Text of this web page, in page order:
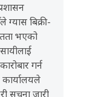
ग्यास बिक्री-
भएको
गर्न